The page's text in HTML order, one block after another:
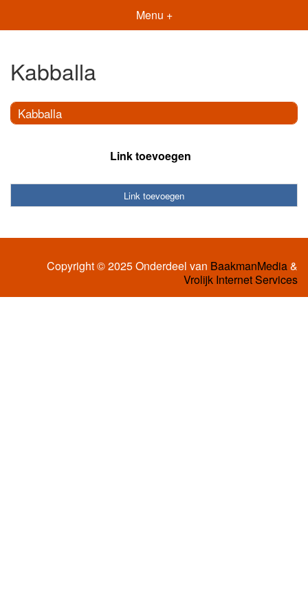
Menu +
Kabballa
Kabballa
Link toevoegen
Link toevoegen
Copyright © 2025 Onderdeel van BaakmanMedia&
Vrolijk Internet Services